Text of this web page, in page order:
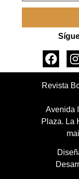
Revista
Avenida
Plaza. La